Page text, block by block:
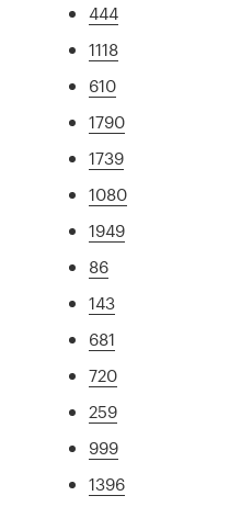
444
1118
610
1790
1739
1080
1949
86
143
681
720
259
999
1396